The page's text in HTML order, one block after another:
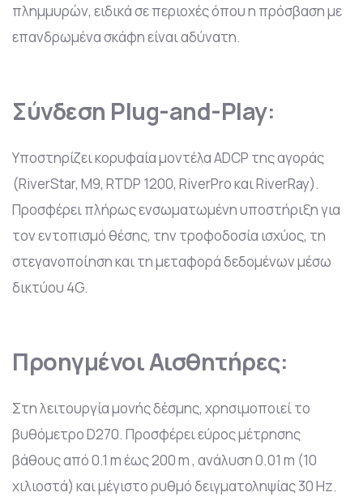
πλημμυρών, ειδικά σε περιοχές όπου η πρόσβαση με
επανδρωμένα σκάφη είναι αδύνατη.
Σύνδεση Plug-and-Play:
Υποστηρίζει κορυφαία μοντέλα ADCP της αγοράς
(RiverStar, M9, RTDP 1200, RiverPro και RiverRay).
Προσφέρει πλήρως ενσωματωμένη υποστήριξη για
τον εντοπισμό θέσης, την τροφοδοσία ισχύος, τη
στεγανοποίηση και τη μεταφορά δεδομένων μέσω
δικτύου 4G.
Προηγμένοι Αισθητήρες:
Στη λειτουργία μονής δέσμης, χρησιμοποιεί το
βυθόμετρο D270. Προσφέρει εύρος μέτρησης
βάθους από 0.1 m έως 200 m , ανάλυση 0.01 m (10
χιλιοστά) και μέγιστο ρυθμό δειγματοληψίας 30 Hz.